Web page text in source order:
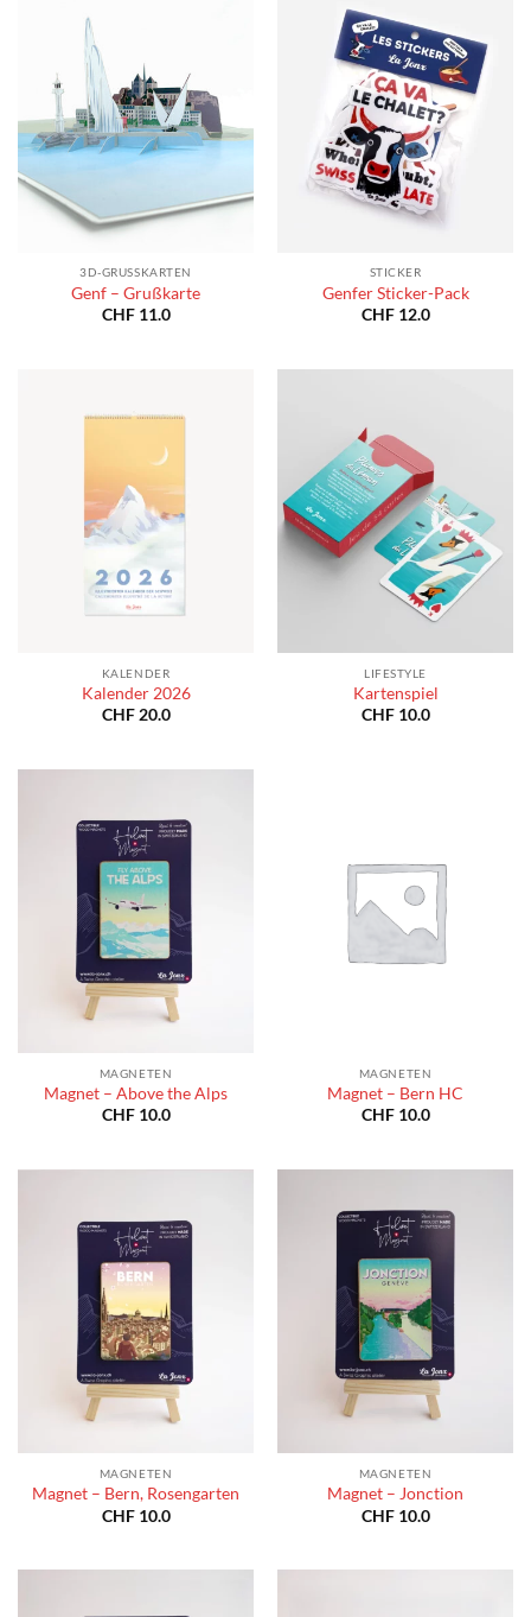
3D-GRUSSKARTEN
Genf – Grußkarte
CHF11.0
STICKER
Genfer Sticker-Pack
CHF12.0
KALENDER
Kalender 2026
CHF20.0
LIFESTYLE
Kartenspiel
CHF10.0
MAGNETEN
Magnet – Above the Alps
CHF10.0
MAGNETEN
Magnet – Bern HC
CHF10.0
MAGNETEN
Magnet – Bern, Rosengarten
CHF10.0
MAGNETEN
Magnet – Jonction
CHF10.0